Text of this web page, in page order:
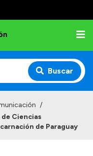
Buscar
/
Ciencias
de Paraguay